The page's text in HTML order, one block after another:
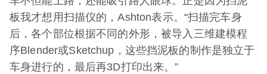
板我才想用扫描仪的，Ashton表示。“扫描完车身
后，各个部位根据不同的外形，被导入三维建模程
序Blender或Sketchup，这些挡泥板的制作是独立于
车身进行的，最后再3D打印出来。”